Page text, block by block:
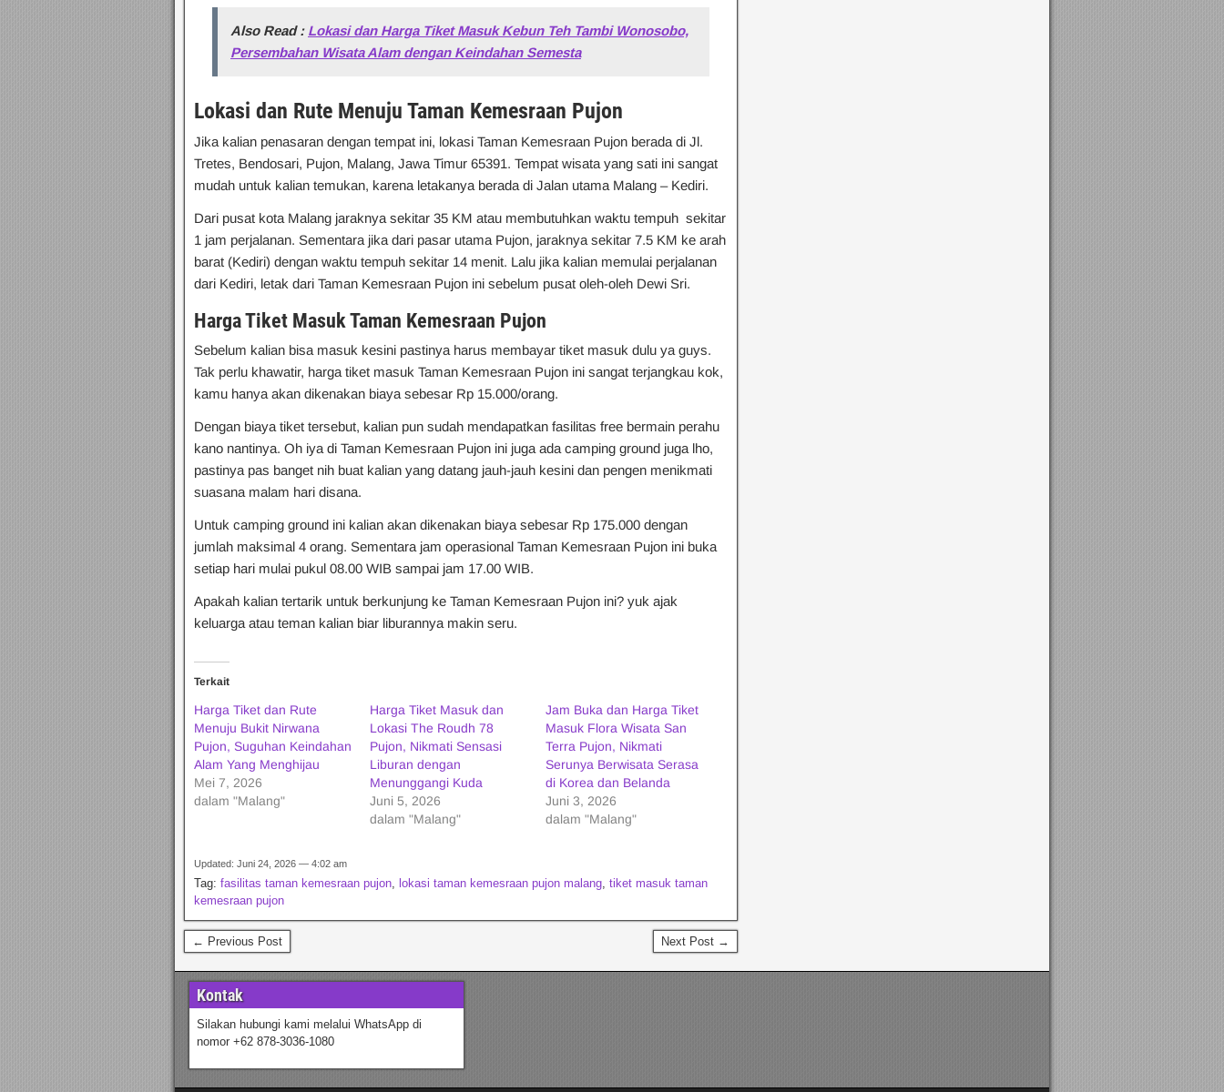
Also Read : Lokasi dan Harga Tiket Masuk Kebun Teh Tambi Wonosobo,
Persembahan Wisata Alam dengan Keindahan Semesta
Lokasi dan Rute Menuju Taman Kemesraan Pujon
Jika kalian penasaran dengan tempat ini, lokasi Taman Kemesraan Pujon berada di Jl.
Tretes, Bendosari, Pujon, Malang, Jawa Timur 65391. Tempat wisata yang sati ini sangat
mudah untuk kalian temukan, karena letakanya berada di Jalan utama Malang – Kediri.
Dari pusat kota Malang jaraknya sekitar 35 KM atau membutuhkan waktu tempuh sekitar
1 jam perjalanan. Sementara jika dari pasar utama Pujon, jaraknya sekitar 7.5 KM ke arah
barat (Kediri) dengan waktu tempuh sekitar 14 menit. Lalu jika kalian memulai perjalanan
dari Kediri, letak dari Taman Kemesraan Pujon ini sebelum pusat oleh-oleh Dewi Sri.
Harga Tiket Masuk Taman Kemesraan Pujon
Sebelum kalian bisa masuk kesini pastinya harus membayar tiket masuk dulu ya guys.
Tak perlu khawatir, harga tiket masuk Taman Kemesraan Pujon ini sangat terjangkau kok,
kamu hanya akan dikenakan biaya sebesar Rp 15.000/orang.
Dengan biaya tiket tersebut, kalian pun sudah mendapatkan fasilitas free bermain perahu
kano nantinya. Oh iya di Taman Kemesraan Pujon ini juga ada camping ground juga lho,
pastinya pas banget nih buat kalian yang datang jauh-jauh kesini dan pengen menikmati
suasana malam hari disana.
Untuk camping ground ini kalian akan dikenakan biaya sebesar Rp 175.000 dengan
jumlah maksimal 4 orang. Sementara jam operasional Taman Kemesraan Pujon ini buka
setiap hari mulai pukul 08.00 WIB sampai jam 17.00 WIB.
Apakah kalian tertarik untuk berkunjung ke Taman Kemesraan Pujon ini? yuk ajak
keluarga atau teman kalian biar liburannya makin seru.
Terkait
Harga Tiket dan Rute
Menuju Bukit Nirwana
Pujon, Suguhan Keindahan
Alam Yang Menghijau
Mei 7, 2026
dalam "Malang"
Harga Tiket Masuk dan
Lokasi The Roudh 78
Pujon, Nikmati Sensasi
Liburan dengan
Menunggangi Kuda
Juni 5, 2026
dalam "Malang"
Jam Buka dan Harga Tiket
Masuk Flora Wisata San
Terra Pujon, Nikmati
Serunya Berwisata Serasa
di Korea dan Belanda
Juni 3, 2026
dalam "Malang"
Updated: Juni 24, 2026 — 4:02 am
Tag: fasilitas taman kemesraan pujon, lokasi taman kemesraan pujon malang, tiket masuk taman
kemesraan pujon
← Previous Post Next Post →
Kontak
Silakan hubungi kami melalui WhatsApp di
nomor +62 878-3036-1080